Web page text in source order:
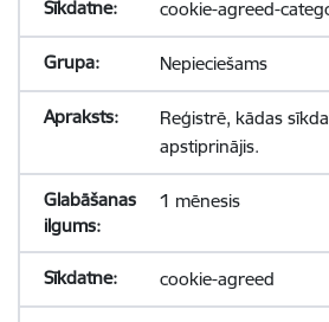
cookie-agreed-
Nepieciešams
Reģistrē, kādas
apstiprinājis.
1 mēnesis
cookie-agreed